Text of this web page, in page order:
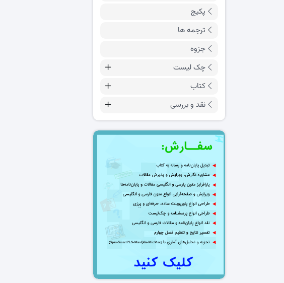
پکیج
ترجمه ها
جزوه
چک لیست
کتاب
نقد و بررسی